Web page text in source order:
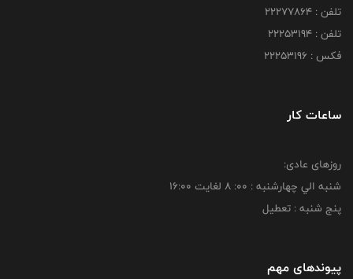
تلفن : 22277864
تلفن : 22253194
فکس : 22253196
ساعات کار
روزهای عادی:
شنبه الي چهارشنبه : 00: 8 لغايت 16:00
پنج شنبه : تعطیل
پیوندهای مهم